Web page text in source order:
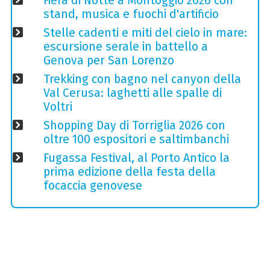
stand, musica e fuochi d'artificio
Stelle cadenti e miti del cielo in mare:
escursione serale in battello a
Genova per San Lorenzo
Trekking con bagno nel canyon della
Val Cerusa: laghetti alle spalle di
Voltri
Shopping Day di Torriglia 2026 con
oltre 100 espositori e saltimbanchi
Fugassa Festival, al Porto Antico la
prima edizione della festa della
focaccia genovese